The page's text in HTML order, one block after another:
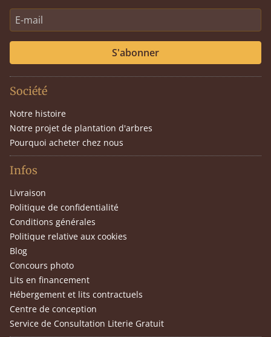
S'abonner
Société
Notre histoire
Notre projet de plantation d'arbres
Pourquoi acheter chez nous
Infos
Livraison
Politique de confidentialité
Conditions générales
Politique relative aux cookies
Blog
Concours photo
Lits en financement
Hébergement et lits contractuels
Centre de conception
Service de Consultation Literie Gratuit